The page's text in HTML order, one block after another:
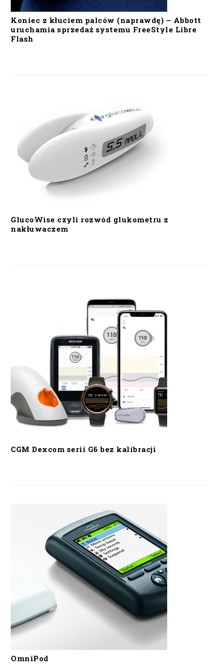
Koniec z kłuciem palców (naprawdę) – Abbott
uruchamia sprzedaż systemu FreeStyle Libre
Flash
GlucoWise czyli rozwód glukometru z
nakłuwaczem
CGM Dexcom serii G6 bez kalibracji
OmniPod